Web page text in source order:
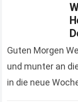
Guten Morgen
und munter an
in die neue